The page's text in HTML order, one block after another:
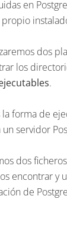
en
dos
los
.
forma de
servidor
dos
encontrar y
de